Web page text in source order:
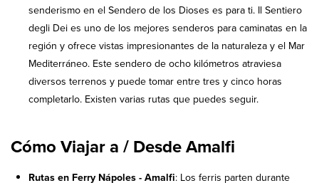
senderismo en el Sendero de los Dioses es para ti. Il Sentiero
degli Dei es uno de los mejores senderos para caminatas en la
región y ofrece vistas impresionantes de la naturaleza y el Mar
Mediterráneo. Este sendero de ocho kilómetros atraviesa
diversos terrenos y puede tomar entre tres y cinco horas
completarlo. Existen varias rutas que puedes seguir.
Cómo Viajar a / Desde Amalfi
Rutas en Ferry Nápoles - Amalfi: Los ferris parten durante